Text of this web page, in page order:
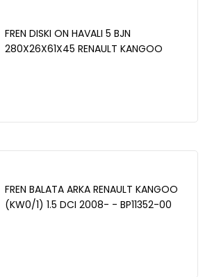
FREN DISKI ON HAVALI 5 BJN
280X26X61X45 RENAULT KANGOO
FREN BALATA ARKA RENAULT KANGOO
(KW0/1) 1.5 DCI 2008- - BP11352-00